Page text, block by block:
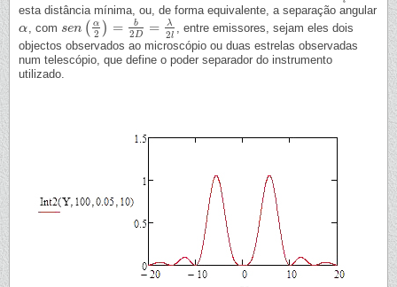
esta distância mínima, ou, de forma equivalente, a separação angular
α
α , com sen ( α
2 ) = b
2D = λ
2l
sen( α 2)= 2D =λ2
, entre emissores, sejam eles dois
objectos observados ao microscópio ou duas estrelas observadas
num telescópio, que define o poder separador do instrumento
utilizado.